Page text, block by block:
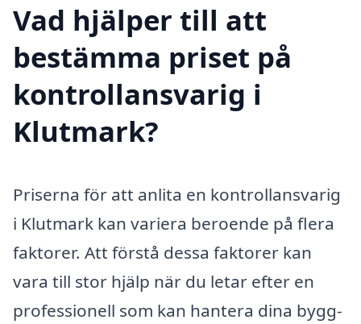
Vad hjälper till att
bestämma priset på
kontrollansvarig i
Klutmark?
Priserna för att anlita en kontrollansvarig
i Klutmark kan variera beroende på flera
faktorer. Att förstå dessa faktorer kan
vara till stor hjälp när du letar efter en
professionell som kan hantera dina bygg-